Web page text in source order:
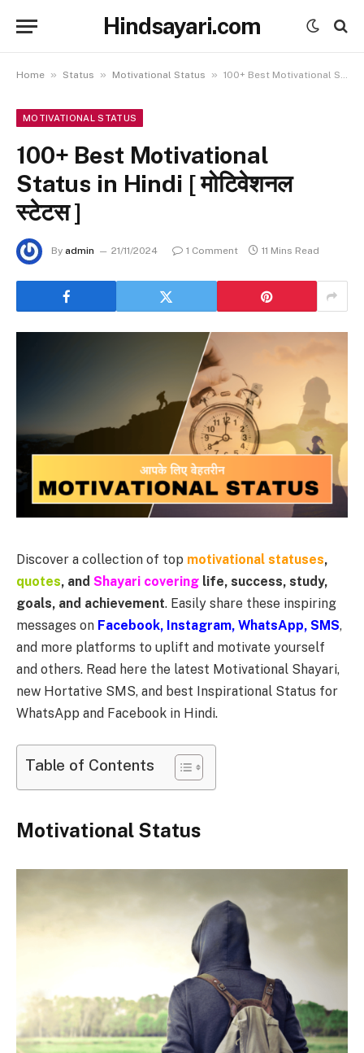
Hindsayari.com
Home » Status » Motivational Status » 100+ Best Motivational Status in Hindi [ मोटिवेशनल स्टेटस ]
MOTIVATIONAL STATUS
100+ Best Motivational
Status in Hindi [ मोटिवेशनल
स्टेटस ]
By admin 21/11/2024 1 Comment 11 Mins Read
Discover a collection of top motivational statuses,
quotes, and Shayari covering life, success, study,
goals, and achievement. Easily share these inspiring
messages on Facebook, Instagram, WhatsApp, SMS,
and more platforms to uplift and motivate yourself
and others. Read here the latest Motivational Shayari,
new Hortative SMS, and best Inspirational Status for
WhatsApp and Facebook in Hindi.
Table of Contents
Motivational Status